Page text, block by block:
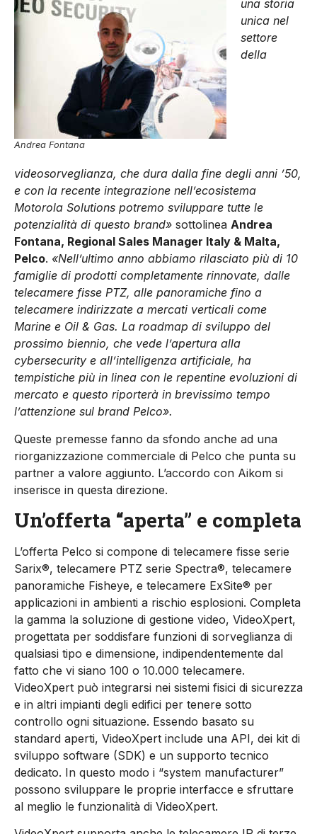
Andrea Fontana
una storia
unica nel
settore
della
videosorveglianza, che dura dalla fine degli anni ’50,
e con la recente integrazione nell’ecosistema
Motorola Solutions potremo sviluppare tutte le
potenzialità di questo brand» sottolinea Andrea
Fontana, Regional Sales Manager Italy & Malta,
Pelco. «Nell’ultimo anno abbiamo rilasciato più di 10
famiglie di prodotti completamente rinnovate, dalle
telecamere fisse PTZ, alle panoramiche fino a
telecamere indirizzate a mercati verticali come
Marine e Oil & Gas. La roadmap di sviluppo del
prossimo biennio, che vede l’apertura alla
cybersecurity e all’intelligenza artificiale, ha
tempistiche più in linea con le repentine evoluzioni di
mercato e questo riporterà in brevissimo tempo
l’attenzione sul brand Pelco».
Queste premesse fanno da sfondo anche ad una
riorganizzazione commerciale di Pelco che punta su
partner a valore aggiunto. L’accordo con Aikom si
inserisce in questa direzione.
Un’offerta “aperta” e completa
L’offerta Pelco si compone di telecamere fisse serie
Sarix®, telecamere PTZ serie Spectra®, telecamere
panoramiche Fisheye, e telecamere ExSite® per
applicazioni in ambienti a rischio esplosioni. Completa
la gamma la soluzione di gestione video, VideoXpert,
progettata per soddisfare funzioni di sorveglianza di
qualsiasi tipo e dimensione, indipendentemente dal
fatto che vi siano 100 o 10.000 telecamere.
VideoXpert può integrarsi nei sistemi fisici di sicurezza
e in altri impianti degli edifici per tenere sotto
controllo ogni situazione. Essendo basato su
standard aperti, VideoXpert include una API, dei kit di
sviluppo software (SDK) e un supporto tecnico
dedicato. In questo modo i “system manufacturer”
possono sviluppare le proprie interfacce e sfruttare
al meglio le funzionalità di VideoXpert.